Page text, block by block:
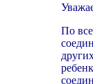
По